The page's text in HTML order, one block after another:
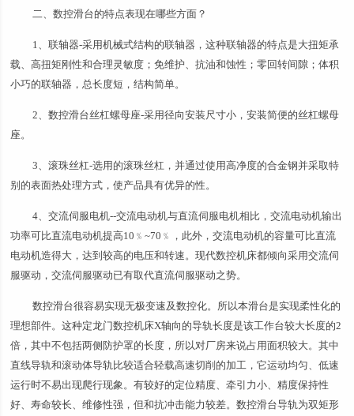
二、数控滑台的特点表现在哪些方面？
1、联轴器-采用机械式结构的联轴器，这种联轴器的特点是大扭矩承
载、高扭矩刚性和合理灵敏度；免维护、抗油和蚀性；零回转间隙；体积
小巧的联轴器，总长度短，结构简单。
2、数控滑台丝杠螺母座-采用径向安装尺寸小，安装简便的丝杠螺母
座。
3、滚珠丝杠-选用的滚珠丝杠，并通过使用高净度的合金钢并采取特
别的表面热处理方式，使产品具有优异的性。
4、交流伺服电机--交流电动机与直流伺服电机相比，交流电动机输出
功率可比直流电动机提高10﹪~70﹪，此外，交流电动机的容量可比直流
电动机造得大，达到较高的电压和转速。现代数控机床都倾向采用交流伺
服驱动，交流伺服驱动已有取代直流伺服驱动之势。
数控滑台很容易实现无极变速及数控化。所以本滑台是实现柔性化的
理想部件。这种定龙门数控机床X轴向的导轨长度是该工作台较大长度的2
倍，其中不包括两侧防护罩的长度，所以对厂房来说占用面积较大。其中
直线导轨和滚动体导轨比较适合轻载高速切削的加工，它运动均匀、低速
运行时不易出现爬行现象。有较好的定位精度、牵引力小、精度保持性
好、寿命较长、维修性强，但和抗冲击能力较差。数控滑台导轨为双矩形